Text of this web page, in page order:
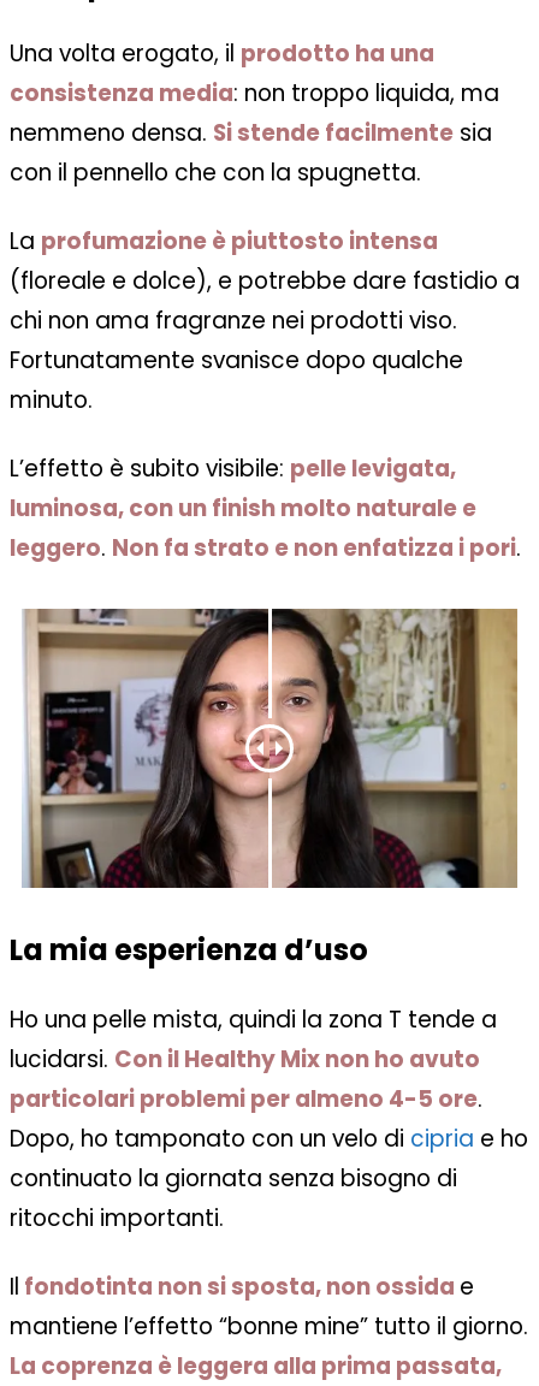
Una volta erogato, il prodotto ha una
consistenza media: non troppo liquida, ma
nemmeno densa. Si stende facilmente sia
con il pennello che con la spugnetta.
La profumazione è piuttosto intensa
(floreale e dolce), e potrebbe dare fastidio a
chi non ama fragranze nei prodotti viso.
Fortunatamente svanisce dopo qualche
minuto.
L’effetto è subito visibile: pelle levigata,
luminosa, con un finish molto naturale e
leggero. Non fa strato e non enfatizza i pori.
La mia esperienza d’uso
Ho una pelle mista, quindi la zona T tende a
lucidarsi. Con il Healthy Mix non ho avuto
particolari problemi per almeno 4-5 ore.
Dopo, ho tamponato con un velo di cipria e ho
continuato la giornata senza bisogno di
ritocchi importanti.
Il fondotinta non si sposta, non ossida e
mantiene l’effetto “bonne mine” tutto il giorno.
La coprenza è leggera alla prima passata,